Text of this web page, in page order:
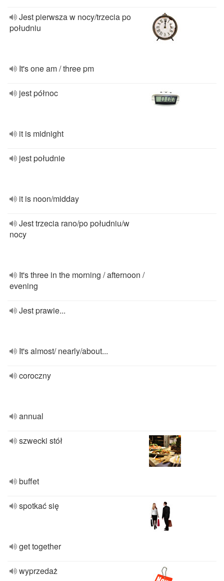
Jest pierwsza w nocy/trzecia po
południu
It's one am / three pm
jest północ
it is midnight
jest południe
it is noon/midday
Jest trzecia rano/po południu/w
nocy
It's three in the morning / afternoon /
evening
Jest prawie...
It's almost/ nearly/about...
coroczny
annual
szwecki stół
buffet
spotkać się
get together
wyprzedaż